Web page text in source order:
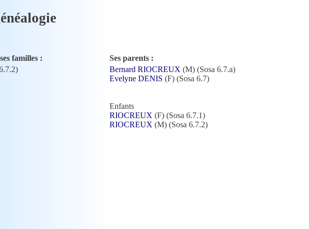
familles :
Ses parents :
Bernard RIOCREUX (M) (Sosa 6.7.a)
Evelyne DENIS (F) (Sosa 6.7)
Enfants
RIOCREUX (F) (Sosa 6.7.1)
RIOCREUX (M) (Sosa 6.7.2)